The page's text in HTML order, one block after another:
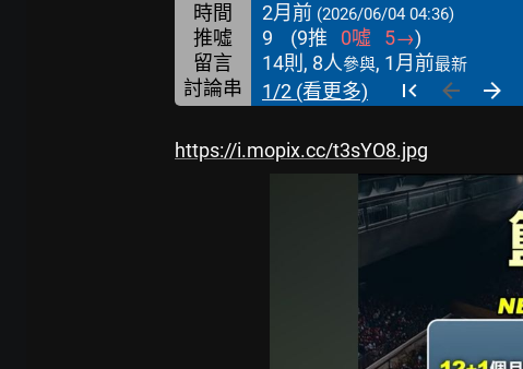
時間 2月前 (2026/06/04 04:36)
推噓 9 (9推 0噓 5→)
留言
14則, 8人參與, 1月前最新
討論串 1/2 (看更多)
https://i.mopix.cc/t3sYO8.jpg